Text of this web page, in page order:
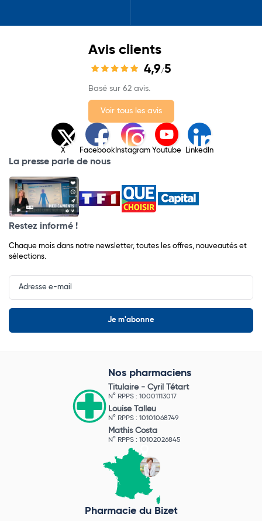
Avis clients
4,9/5
Basé sur 62 avis.
Voir tous les avis
X Facebook Instagram Youtube LinkedIn
La presse parle de nous
Restez informé !
Chaque mois dans notre newsletter, toutes les offres, nouveautés et
sélections.
Input
Newsletter
Nos pharmaciens
Titulaire - Cyril Tétart
N° RPPS : 10001113017
Louise Talleu
N° RPPS : 10101068749
Mathis Costa
N° RPPS : 10102026845
Pharmacie du Bizet